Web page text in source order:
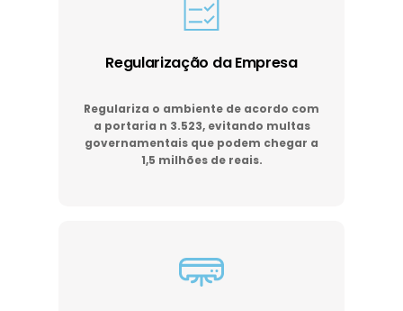
Regularização da Empresa
Regulariza o ambiente de acordo com
a portaria n 3.523, evitando multas
governamentais que podem chegar a
1,5 milhões de reais.